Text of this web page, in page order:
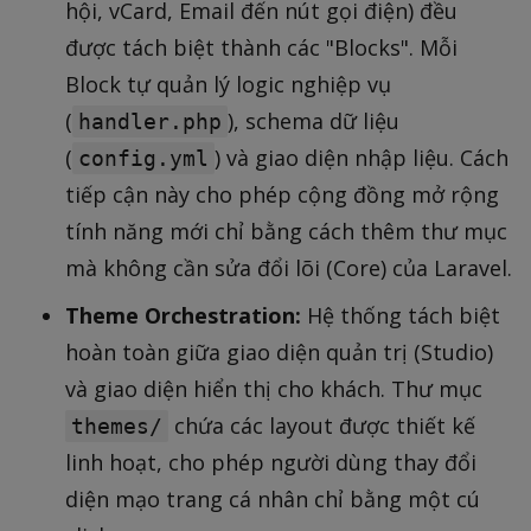
hội, vCard, Email đến nút gọi điện) đều
được tách biệt thành các "Blocks". Mỗi
Block tự quản lý logic nghiệp vụ
( handler.php ), schema dữ liệu
( config.yml ) và giao diện nhập liệu. Cách
tiếp cận này cho phép cộng đồng mở rộng
tính năng mới chỉ bằng cách thêm thư mục
mà không cần sửa đổi lõi (Core) của Laravel.
Theme Orchestration: Hệ thống tách biệt
hoàn toàn giữa giao diện quản trị (Studio)
và giao diện hiển thị cho khách. Thư mục
themes/ chứa các layout được thiết kế
linh hoạt, cho phép người dùng thay đổi
diện mạo trang cá nhân chỉ bằng một cú